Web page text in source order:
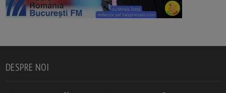
DESPRE NOI